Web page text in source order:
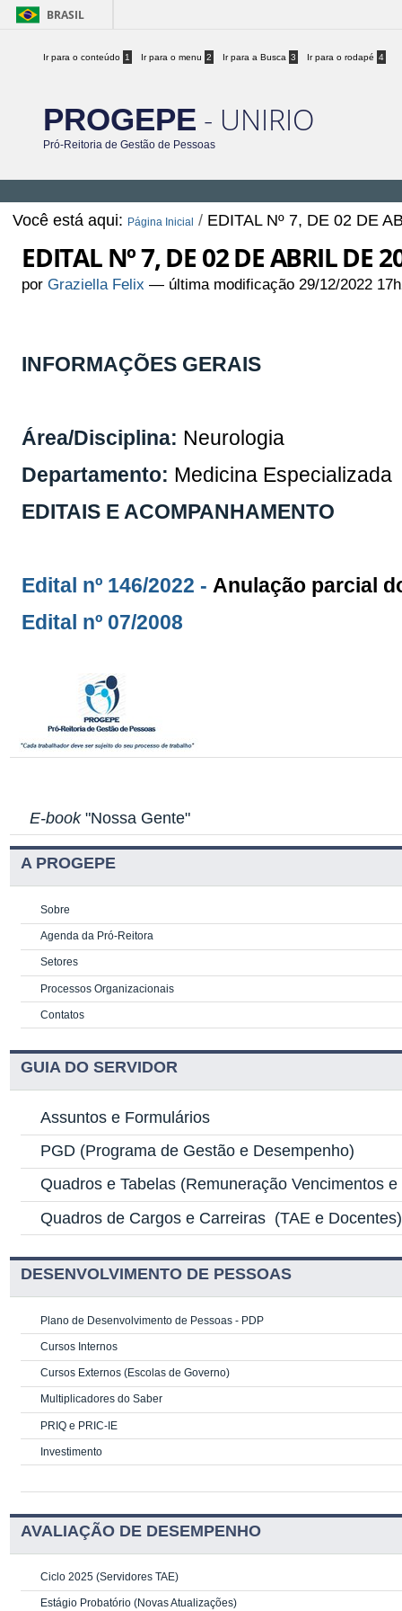
BRASIL
Ir para o conteúdo 1 Ir para o menu 2 Ir para a Busca 3 Ir para o rodapé 4
PROGEPE - UNIRIO
Pró-Reitoria de Gestão de Pessoas
Você está aqui: Página Inicial / EDITAL Nº 7, DE 02 DE
EDITAL Nº 7, DE 02 DE ABRIL DE
porGraziella Felix — última modificação 29/12/2022
INFORMAÇÕES GERAIS
Área/Disciplina: Neurologia
Departamento: Medicina Especializada
EDITAIS E ACOMPANHAMENTO
Edital nº 146/2022 -Anulação parcial
Edital nº 07/2008
E-book"Nossa Gente"
A PROGEPE
Sobre
Agenda da Pró-Reitora
Setores
Processos Organizacionais
Contatos
GUIA DO SERVIDOR
Assuntos e Formulários
PGD (Programa de Gestão e Desempenho)
Quadros e Tabelas (Remuneração Vencimentos
Quadros de Cargos e Carreiras (TAE e Docentes)
DESENVOLVIMENTO DE PESSOAS
Plano de Desenvolvimento de Pessoas - PDP
Cursos Internos
Cursos Externos (Escolas de Governo)
Multiplicadores do Saber
PRIQ e PRIC-IE
Investimento
AVALIAÇÃO DE DESEMPENHO
Ciclo 2025 (Servidores TAE)
Estágio Probatório (Novas Atualizações)